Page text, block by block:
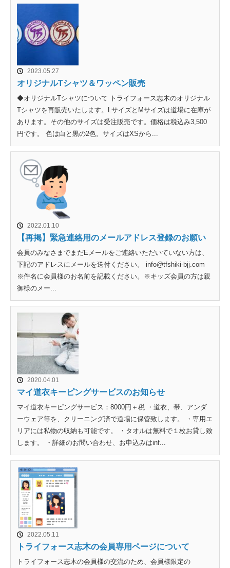
2023.05.27
オリジナルTシャツ＆ワッペン販売
◆オリジナルTシャツについて トライフォース志木のオリジナル
Tシャツを再販売いたします。LサイズとMサイズは道場に在庫が
あります。その他のサイズは受注販売です。価格は税込み3,500
円です。 色は白と黒の2色。サイズはXSから...
2022.01.10
【再掲】緊急連絡用のメールアドレス登録のお願い
会員のみなさまでまだEメールをご連絡いただいていない方は、
下記のアドレスにメールを送付ください。 info@tfshiki-bjj.com
※件名に会員様のお名前を記載ください。※キッズ会員の方は親
御様のメー...
2020.04.01
マイ道衣キーピングサービスのお知らせ
マイ道衣キーピングサービス：8000円＋税 ・道衣、帯、アンダ
ーウェア等を、クリーニング済で道場に保管致します。 ・専用エ
リアには私物の収納も可能です。 ・タオルは無料で１枚お貸し致
します。 ・詳細のお問い合わせ、お申込みはinf...
2022.05.11
トライフォース志木の会員専用ページについて
トライフォース志木の会員様の交流のため、会員様限定の